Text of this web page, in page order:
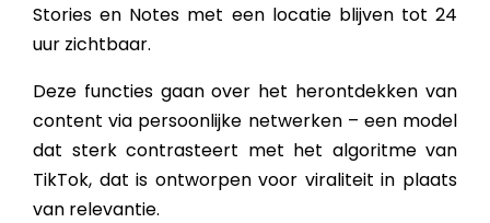
Stories en Notes met een locatie blijven tot 24
uur zichtbaar.
Deze functies gaan over het herontdekken van
content via persoonlijke netwerken – een model
dat sterk contrasteert met het algoritme van
TikTok, dat is ontworpen voor viraliteit in plaats
van relevantie.